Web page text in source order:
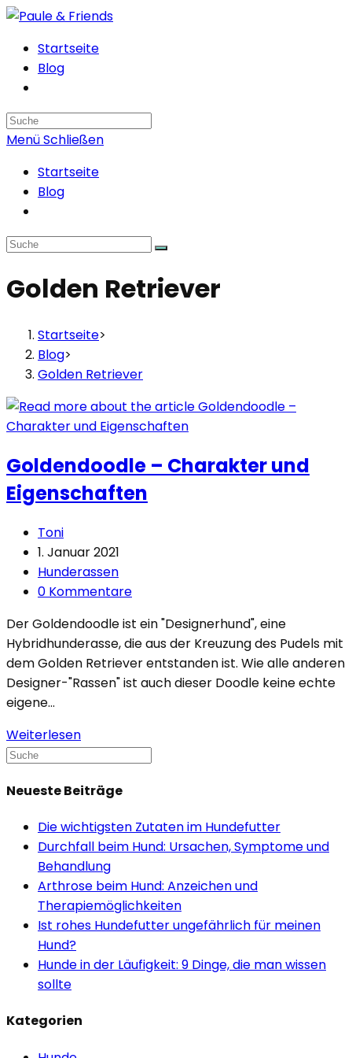
Zum
springenStartseite
Blog
Search
this
MenüSchließen
Startseite
Blog
Golden Retriever
Startseite>
Blog>
Golden Retriever
Goldendoodle – Charakter und
Eigenschaften
Beitrags-
Autor:
Toni
Beitrag
veröffentlicht:
1. Januar 2021
Beitrags-
Kategorie:
Hunderassen
Beitrags-
0 Kommentare
Der Goldendoodle ist ein "Designerhund", eine
Hybridhunderasse, die aus der Kreuzung des Pudels mit
dem Golden Retriever entstanden ist. Wie alle anderen
Designer-"Rassen" ist auch dieser Doodle keine echte
eigene…
WeiterlesenGoldendoodle
–
und
Search
website
Neueste Beiträge
Die wichtigsten Zutaten im Hundefutter
Durchfall beim Hund: Ursachen, Symptome und
Behandlung
Arthrose beim Hund: Anzeichen und
Therapiemöglichkeiten
Ist rohes Hundefutter ungefährlich für meinen
Hund?
Hunde in der Läufigkeit: 9 Dinge, die man wissen
sollte
Kategorien